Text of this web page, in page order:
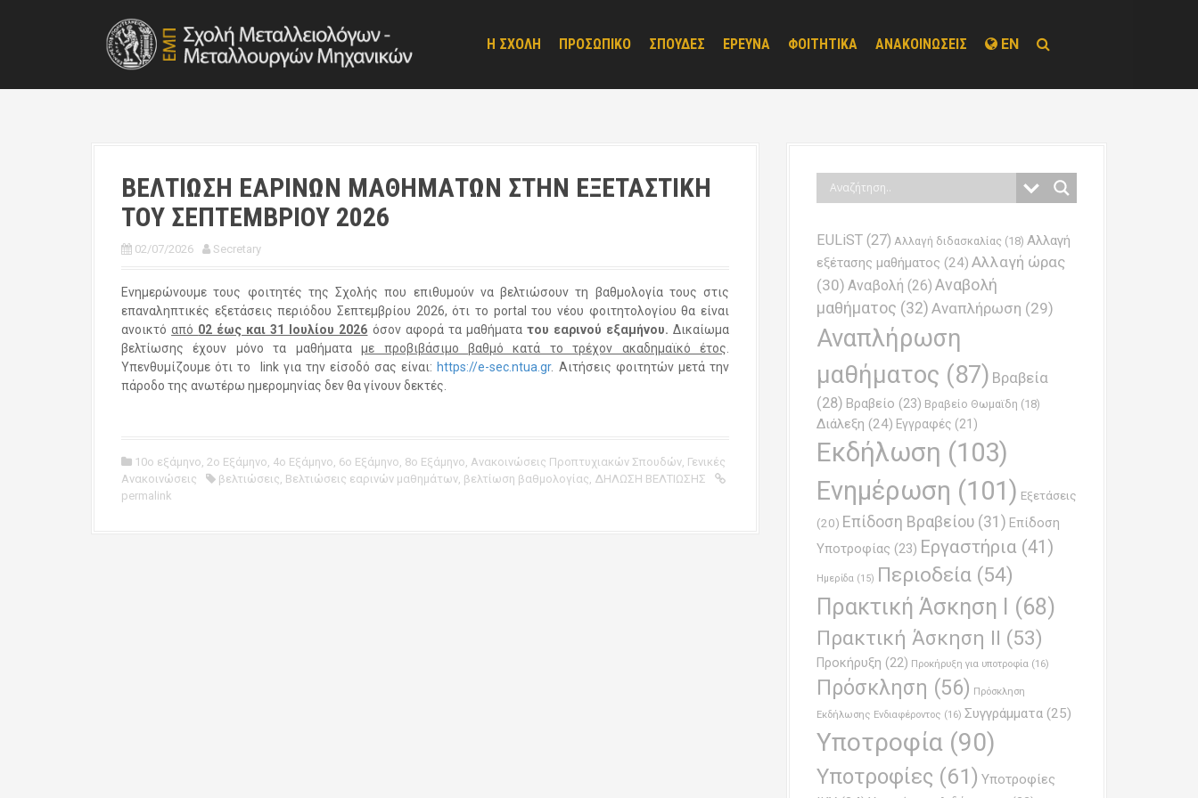
Η ΣΧΟΛΗ ΠΡΟΣΩΠΙΚΟ ΣΠΟΥΔΕΣ ΕΡΕΥΝΑ ΦΟΙΤΗΤΙΚΑ ΑΝΑΚΟΙΝΩΣΕΙΣ EN
ΒΕΛΤΙΩΣΗ ΕΑΡΙΝΩΝ ΜΑΘΗΜΑΤΩΝ ΣΤΗΝ ΕΞΕΤΑΣΤΙΚΗ
ΤΟΥ ΣΕΠΤΕΜΒΡΙΟΥ 2026
02/07/2026 Secretary
Ενημερώνουμε τους φοιτητές της Σχολής που επιθυμούν να βελτιώσουν τη βαθμολογία τους στις
επαναληπτικές εξετάσεις περιόδου Σεπτεμβρίου 2026, ότι το portal του νέου φοιτητολογίου θα είναι
ανοικτόαπό 02 έως και 31 Ιουλίου 2026 όσον αφορά τα μαθήματα του εαρινού εξαμήνου.Δικαίωμα
βελτίωσης έχουν μόνο τα μαθήματαμε προβιβάσιμο βαθμό κατά το τρέχον ακαδημαϊκό έτος
Υπενθυμίζουμε ότι το link για την είσοδό σας είναι: https://e-sec.ntua.gr. Αιτήσεις φοιτητών μετά την
πάροδο της ανωτέρω ημερομηνίας δεν θα γίνουν δεκτές.
10ο εξάμηνο 2ο Εξάμηνο 4ο Εξάμηνο 6ο Εξάμηνο 8ο Εξάμηνο Ανακοινώσεις Προπτυχιακών Σπουδών Γενικές
Ανακοινώσεις
βελτιώσεις Βελτιώσεις εαρινών μαθημάτων βελτίωση βαθμολογίας ΔΗΛΩΣΗ ΒΕΛΤΙΩΣΗΣ
permalink
EULiST (27) Αλλαγή διδασκαλίας (18) Αλλαγή
εξέτασης μαθήματος (24) Αλλαγή ώρας
(30) Αναβολή (26) Αναβολή
μαθήματος (32) Αναπλήρωση (29)
Αναπλήρωση
μαθήματος (87) Βραβεία
(28) Βραβείο (23) Βραβείο Θωμαϊδη (18)
Διάλεξη (24) Εγγραφές (21)
Εκδήλωση (103)
Ενημέρωση (101) Εξετάσεις
(20) Επίδοση Βραβείου (31) Επίδοση
Υποτροφίας (23) Εργαστήρια (41)
Ημερίδα (15) Περιοδεία (54)
Πρακτική Άσκηση Ι (68)
Πρακτική Άσκηση ΙΙ (53)
Προκήρυξη (22) Προκήρυξη για υποτροφία (16)
Πρόσκληση (56) Πρόσκληση
Εκδήλωσης Ενδιαφέροντος (16) Συγγράμματα (25)
Υποτροφία (90)
Υποτροφίες (61) Υποτροφίες